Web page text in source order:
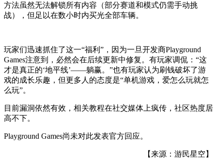
方法虽然无法解锁所有内容（部分赛道和模式仍需手动挑
战），但足以在数小时内买光全部车辆。
玩家们迅速抓住了这一“福利”，因为一旦开发商Playground
Games注意到，必然会在后续更新中修复。有玩家调侃：“这
才是真正的‘地平线’——躺赢。”也有玩家认为刷钱破坏了游
戏的成长乐趣，但更多人的态度是“单机游戏，爱怎么玩就怎
么玩”。
目前漏洞依然有效，相关教程在社交媒体上疯传，社区热度居
高不下。
Playground Games尚未对此发表官方回应。
【来源：游民星空】